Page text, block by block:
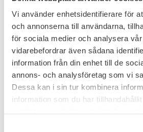
Vi använder enhetsidentifierare för
och annonserna till användarna,
för sociala medier och analysera
vidarebefordrar även sådana
information från din enhet till de
annons- och analysföretag som vi
Dessa kan i sin tur kombinera
information som du har
Add to favorites
Maxpedition Rollypoly
Dumpficka
En
som